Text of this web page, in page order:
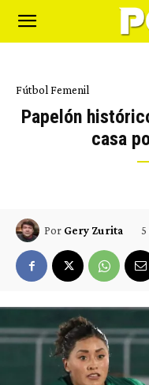
Fútbol Femenil
Papelón
casa
Por Gery Zurita